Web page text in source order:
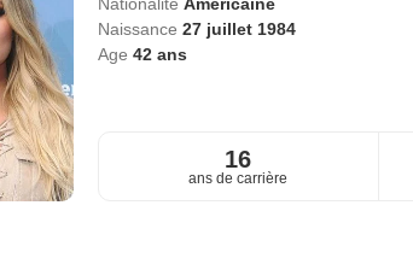
Naissance 27 juillet 1984
Age 42ans
16
ans de carrière